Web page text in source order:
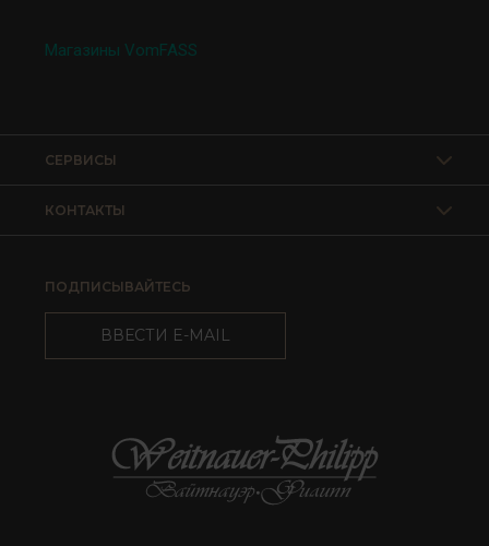
Магазины VomFASS
КОНТАКТЫ
СЕРВИСЫ
ПОДПИСЫВАЙТЕСЬ
ВВЕСТИ E-MAIL